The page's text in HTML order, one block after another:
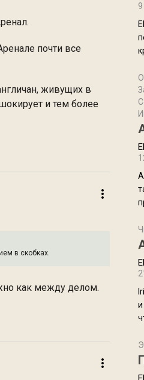
почти все
живущих в
и тем более
в скобках.
как между делом.
и